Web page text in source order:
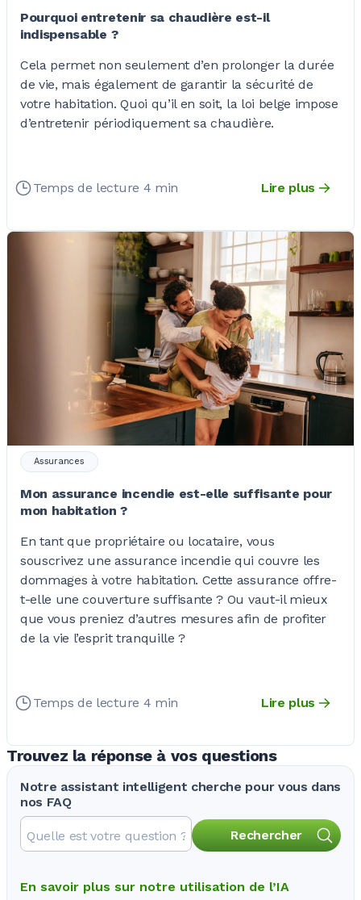
Pourquoi entretenir sa chaudière est-il
indispensable ?
Cela permet non seulement d’en prolonger la durée
de vie, mais également de garantir la sécurité de
votre habitation. Quoi qu’il en soit, la loi belge impose
d’entretenir périodiquement sa chaudière.
Temps de lecture 4 min Lire plus
Assurances
Mon assurance incendie est-elle suffisante pour
mon habitation ?
En tant que propriétaire ou locataire, vous
souscrivez une assurance incendie qui couvre les
dommages à votre habitation. Cette assurance offre-
t-elle une couverture suffisante ? Ou vaut-il mieux
que vous preniez d’autres mesures afin de profiter
de la vie l’esprit tranquille ?
Temps de lecture 4 min Lire plus
Trouvez la réponse à vos questions
Notre assistant intelligent cherche pour vous dans
nos FAQ
Rechercher
En savoir plus sur notre utilisation de l’IA